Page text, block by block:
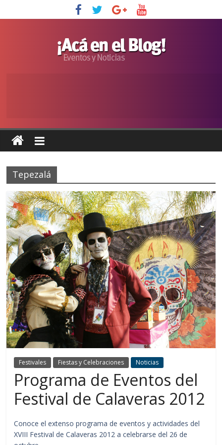
Tepezalá
Festivales Fiestas y Celebraciones Noticias
Programa de Eventos del
Festival de Calaveras 2012
Conoce el extenso programa de eventos y actividades del
XVIII Festival de Calaveras 2012 a celebrarse del 26 de